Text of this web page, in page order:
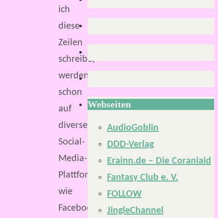
ich
diese
Zeilen
schreibe,
werden
schon
auf
diversen
Social-
Media-
Plattformen,
wie
Facebook,
Webseiten
AudioGoblin
DDD-Verlag
Erainn.de – Die Coraniaid
Fantasy Club e. V.
FOLLOW
JingleChannel